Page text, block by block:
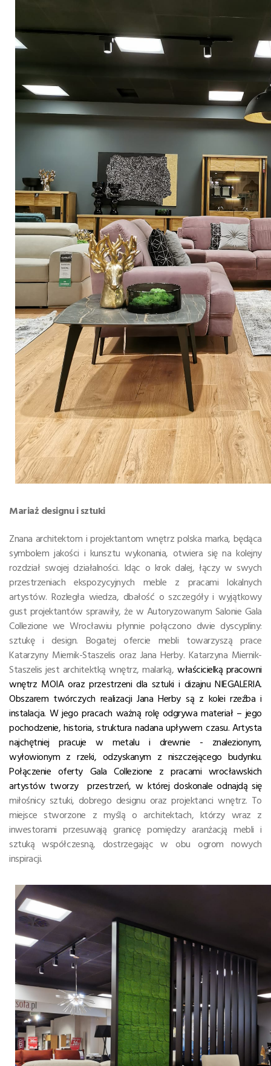
Mariaż designu i sztuki
Znana architektom i projektantom wnętrz polska marka, będąca
symbolem jakości i kunsztu wykonania, otwiera się na kolejny
rozdział swojej działalności. Idąc o krok dalej, łączy w swych
przestrzeniach ekspozycyjnych meble z pracami lokalnych
artystów. Rozległa wiedza, dbałość o szczegóły i wyjątkowy
gust projektantów sprawiły, że w Autoryzowanym Salonie Gala
Collezione we Wrocławiu płynnie połączono dwie dyscypliny:
sztukę i design. Bogatej ofercie mebli towarzyszą prace
Katarzyny Miernik-Staszelis oraz Jana Herby. Katarzyna Miernik-
Staszelis jest architektką wnętrz, malarką,właścicielką pracowni
wnętrz MOIA oraz przestrzeni dla sztuki i dizajnu NIEGALERIA.
Obszarem twórczych realizacji Jana Herby są z kolei rzeźba i
instalacja. W jego pracach ważną rolę odgrywa materiał – jego
pochodzenie, historia, struktura nadana upływem czasu. Artysta
najchętniej pracuje w metalu i drewnie - znalezionym,
wyłowionym z rzeki, odzyskanym z niszczejącego budynku.
Połączenie oferty Gala Collezione z pracami wrocławskich
artystów tworzy przestrzeń, w której doskonale odnajdą się
miłośnicy sztuki, dobrego designu oraz projektanci wnętrz. To
miejsce stworzone z myślą o architektach, którzy wraz z
inwestorami przesuwają granicę pomiędzy aranżacją mebli i
sztuką współczesną, dostrzegając w obu ogrom nowych
inspiracji.